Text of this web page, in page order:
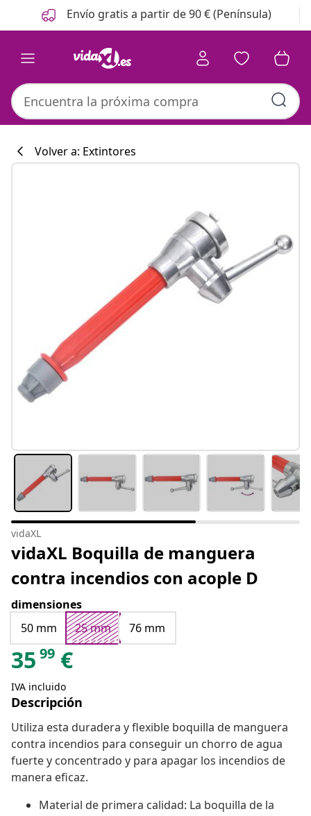
Anterior
Siguiente Envío gratis a partir de 90 € (Península)
Volver a: Extintores
vidaXL
vidaXL Boquilla de manguera
contra incendios con acople D
dimensiones
50 mm
25 mm 76 mm
35 99 €
IVA incluido
Descripción
Utiliza esta duradera y flexible boquilla de manguera
contra incendios para conseguir un chorro de agua
fuerte y concentrado y para apagar los incendios de
manera eficaz.
Material de primera calidad: La boquilla de la